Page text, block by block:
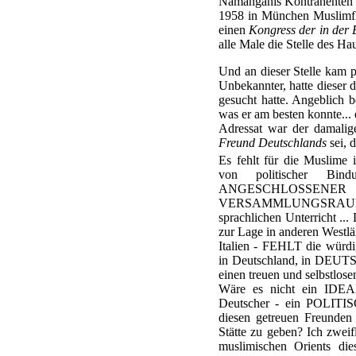
1958 in München
einen Kongress der in der
alle Male die Stelle des
Und an dieser Stelle kam
Unbekannter, hatte dieser
gesucht hatte. Angeblich
was er am besten
Adressat war der
Freund Deutschlands sei,
Es fehlt für die Muslime
von politischer
sprachlichen Unterricht ...
zur Lage in anderen
Italien - FEHLT die
in Deutschland, in
einen treuen und
Wäre es nicht ein
Deutscher - ein
diesen getreuen
Stätte zu geben? Ich
muslimischen Orients